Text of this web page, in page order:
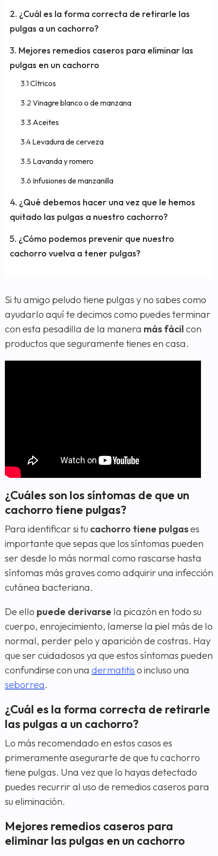
¿Cuál es la forma correcta de retirarle las
pulgas a un cachorro?
Mejores remedios caseros para eliminar las
pulgas en un cachorro
Cítricos
Vinagre blanco o de manzana
Aceites
Levadura de cerveza
Lavanda y romero
Infusiones de manzanilla
¿Qué debemos hacer una vez que le hemos
quitado las pulgas a nuestro cachorro?
¿Cómo podemos prevenir que nuestro
cachorro vuelva a tener pulgas?
Si tu amigo peludo tiene pulgas y no sabes como
ayudarlo aquí te decimos como puedes terminar
con esta pesadilla de la manera más fácil con
productos que seguramente tienes en casa.
¿Cuáles son los síntomas de que un
cachorro tiene pulgas?
Para identificar si tu cachorro tiene pulgases
importante que sepas que los síntomas pueden
ser desde lo más normal como rascarse hasta
síntomas más graves como adquirir una infección
cutánea bacteriana.
De ello puede derivarse la picazón en todo su
cuerpo, enrojecimiento, lamerse la piel más de lo
normal, perder pelo y aparición de costras. Hay
que ser cuidadosos ya que estos síntomas pueden
confundirse con una dermatitis o incluso una
seborrea.
¿Cuál es la forma correcta de retirarle
las pulgas a un cachorro?
Lo más recomendado en estos casos es
primeramente asegurarte de que tu cachorro
tiene pulgas. Una vez que lo hayas detectado
puedes recurrir al uso de remedios caseros para
su eliminación.
Mejores remedios caseros para
eliminar las pulgas en un cachorro